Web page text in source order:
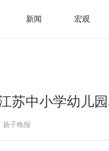
新闻 宏观
苏中小学幼儿
扬子晚报